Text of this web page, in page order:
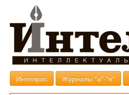
Интелрос Журналы "а"-"я"